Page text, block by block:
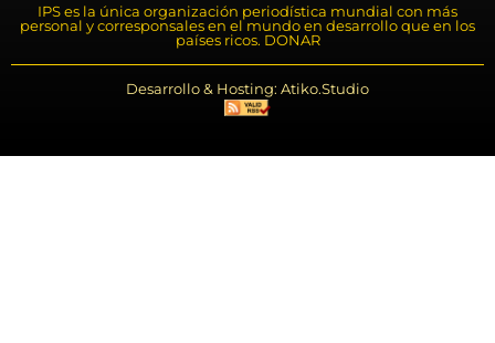
IPS es la única organización periodística mundial con más
personal y corresponsales en el mundo en desarrollo que en los
países ricos. DONAR
Desarrollo & Hosting: Atiko.Studio